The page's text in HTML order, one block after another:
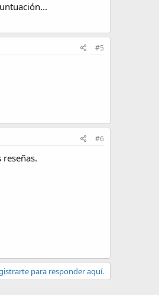
#5
#6
para responder aquí.